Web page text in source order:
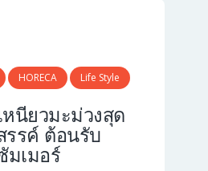
HORECA Life Style
หนียวมะม่วงสุด
รรค์ ต้อนรับ
มเมอร์